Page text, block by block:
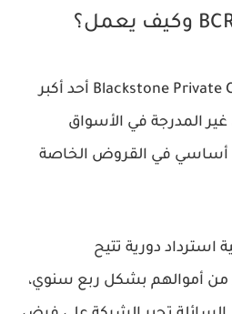
يُعد صندوق Blackstone Private Credit Fund أحد أكبر
المدرجة في الأسواق
أساسي في القروض الخاصة
استرداد دورية تتيح
أموالهم بشكل ربع سنوي،